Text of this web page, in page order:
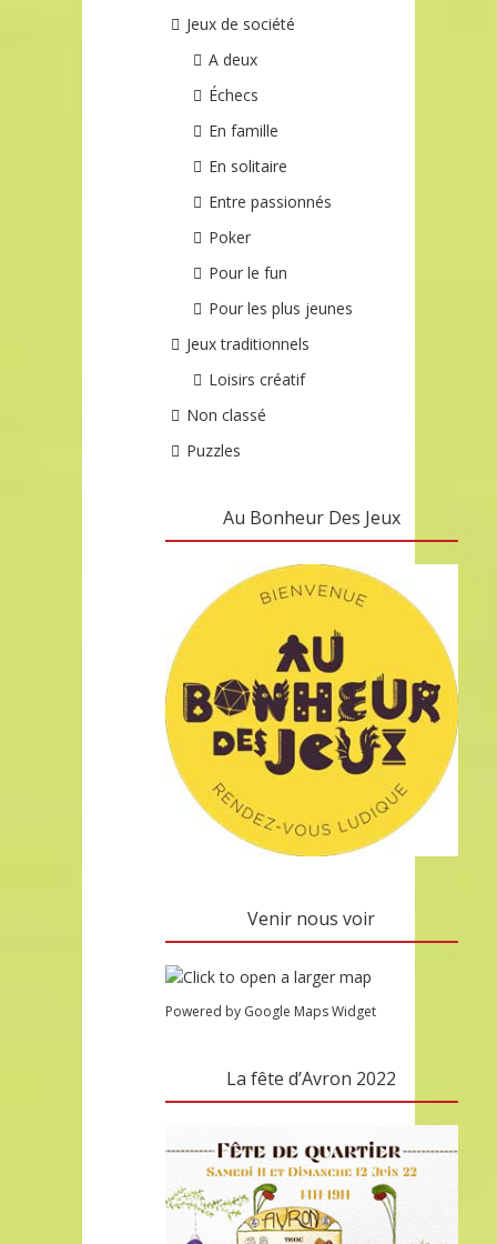
Jeux de société
A deux
Échecs
En famille
En solitaire
Entre passionnés
Poker
Pour le fun
Pour les plus jeunes
Jeux traditionnels
Loisirs créatif
Non classé
Puzzles
Au Bonheur Des Jeux
Venir nous voir
Powered by Google Maps Widget
La fête d’Avron 2022